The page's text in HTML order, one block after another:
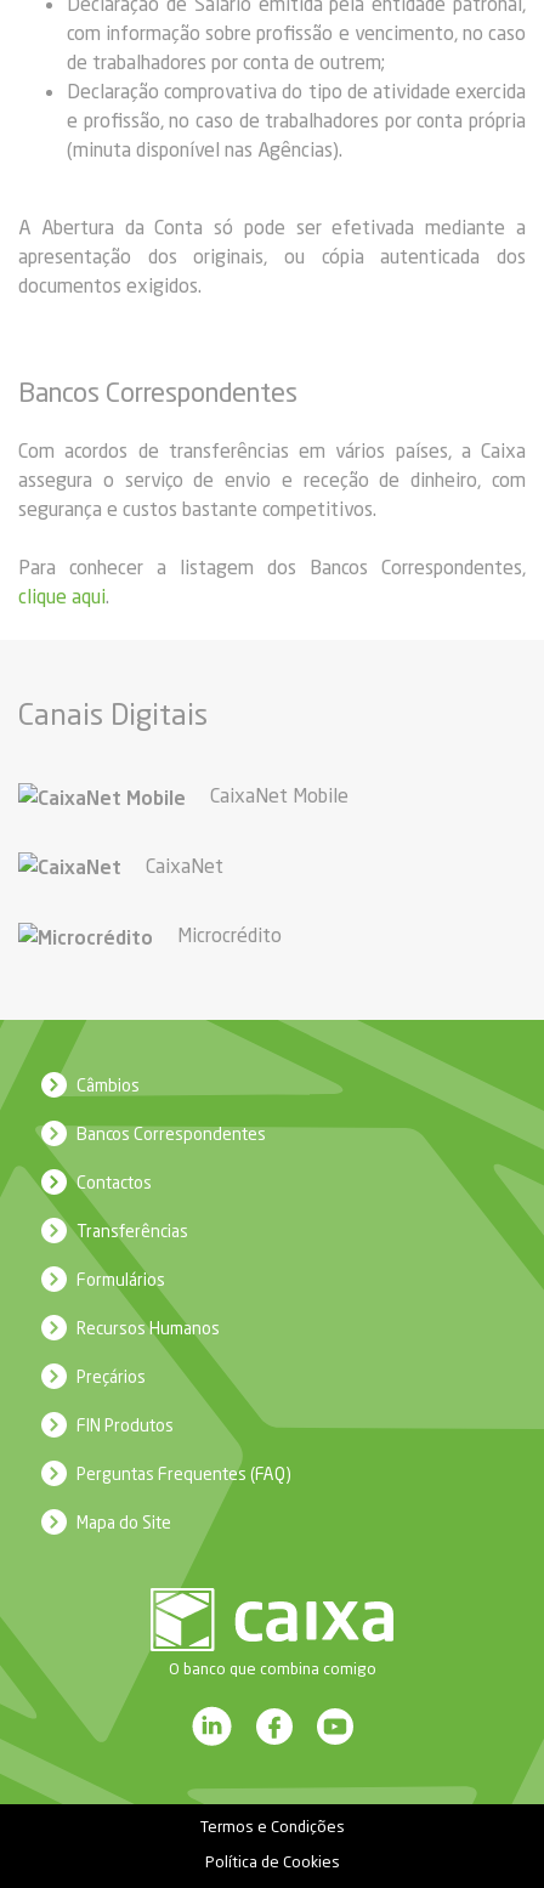
com informação sobre profissão e vencimento, no caso
de trabalhadores por conta de outrem;
Declaração comprovativa do tipo de atividade exercida
e profissão, no caso de trabalhadores por conta própria
(minuta disponível nas Agências).
A Abertura da Conta só pode ser efetivada mediante a
apresentação dos originais, ou cópia autenticada dos
documentos exigidos.
Bancos Correspondentes
Com acordos de transferências em vários países, a Caixa
assegura o serviço de envio e receção de dinheiro, com
segurança e custos bastante competitivos.
Para conhecer a listagem dos Bancos Correspondentes,
clique aqui.
Canais Digitais
CaixaNet Mobile
CaixaNet
Microcrédito
O banco que combina comigo
Câmbios
Bancos Correspondentes
Contactos
Transferências
Formulários
Recursos Humanos
Preçários
FIN Produtos
Perguntas Frequentes (FAQ)
Mapa do Site
Termos e Condições
Política de Cookies